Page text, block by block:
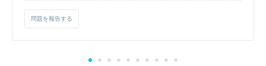
問題を報告する